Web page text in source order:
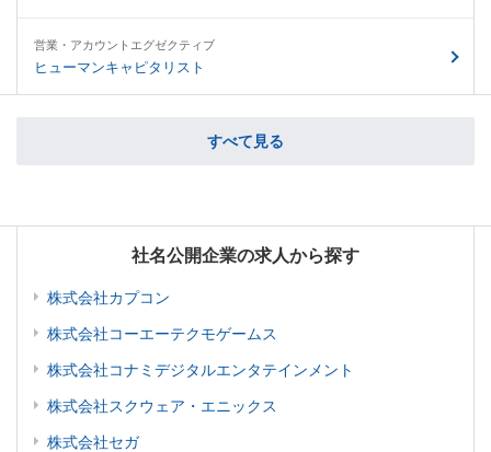
営業・アカウントエグゼクティブ
ヒューマンキャピタリスト
すべて見る
社名公開企業の求人から探す
株式会社カプコン
株式会社コーエーテクモゲームス
株式会社コナミデジタルエンタテインメント
株式会社スクウェア・エニックス
株式会社セガ